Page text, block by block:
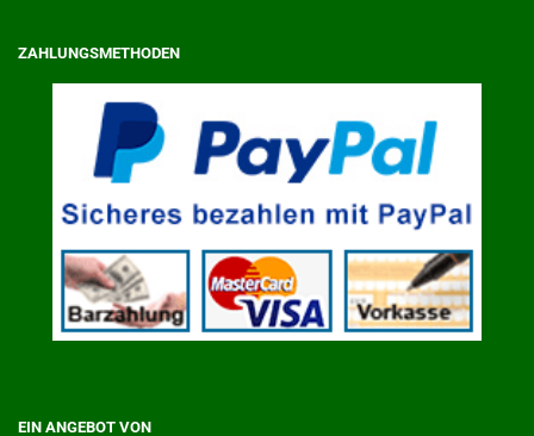
ZAHLUNGSMETHODEN
EIN ANGEBOT VON